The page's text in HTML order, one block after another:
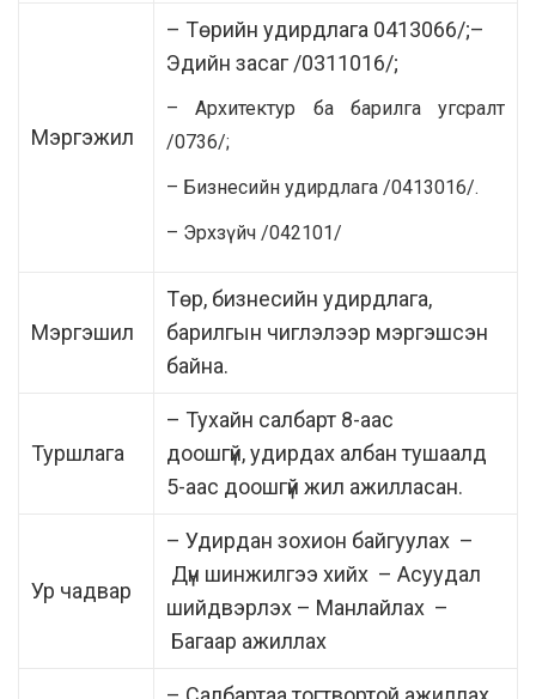
Мэргэжил
– Төрийн удирдлага 0413066/;–
Эдийн засаг /0311016/;
– Архитектур ба барилга угсралт
/0736/;
– Бизнесийн удирдлага /0413016/.
– Эрхзүйч /042101/
Мэргэшил
Төр, бизнесийн удирдлага,
барилгын чиглэлээр мэргэшсэн
байна.
Туршлага
– Тухайн салбарт 8-аас
доошгүй,удирдах албан тушаалд
5-аас доошгүй жил ажилласан.
Ур чадвар
– Удирдан зохион байгуулах –
Дүн шинжилгээ хийх – Асуудал
шийдвэрлэх – Манлайлах –
Багаар ажиллах